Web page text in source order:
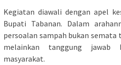
Kegiatan diawali dengan apel
Bupati Tabanan. Dalam
persoalan sampah bukan
melainkan tanggung jawab
masyarakat.